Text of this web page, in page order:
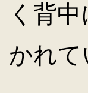
ス
キ
く背中
かれて